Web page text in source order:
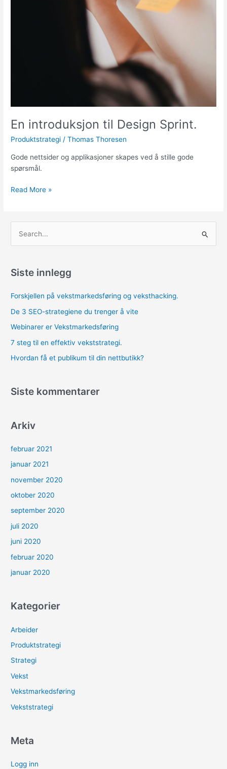
En introduksjon til Design Sprint.
Produktstrategi /Thomas Thoresen
Gode nettsider og applikasjoner skapes ved å stille gode
spørsmål.
En
Design
Sprint.
Read More »
e
t
e
r
Siste innlegg
Forskjellen på vekstmarkedsføring og veksthacking.
De 3 SEO-strategiene du trenger å vite
Webinarer er Vekstmarkedsføring
7 steg til en effektiv vekststrategi.
Hvordan få et publikum til din nettbutikk?
Siste kommentarer
Arkiv
februar 2021
januar 2021
november 2020
oktober 2020
september 2020
juli 2020
juni 2020
februar 2020
januar 2020
Kategorier
Arbeider
Produktstrategi
Strategi
Vekst
Vekstmarkedsføring
Vekststrategi
Meta
Logg inn